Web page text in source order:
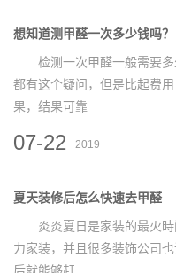
想知道测甲醛一次多少钱吗？
检测一次甲醛一般需要多
都有这个疑问，但是比起费
果，结果可靠
07-22 2019
夏天装修后怎么快速去甲醛
炎炎夏日是家装的最火時
力家装，并且很多装饰公司